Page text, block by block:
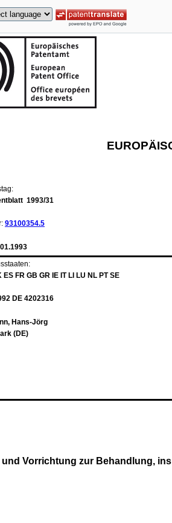
1993/31
93100354.5
FR GB GR IE IT LI LU NL PT SE
DE 4202316
Hans-Jörg
(DE)
und Vorrichtung zur Behandlung,